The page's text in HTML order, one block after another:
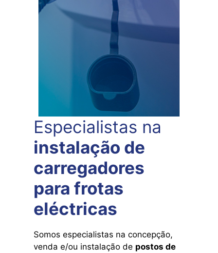
Especialistas na
instalação de
carregadores
para frotas
eléctricas
Somos especialistas na concepção,
venda e/ou instalação de postos de